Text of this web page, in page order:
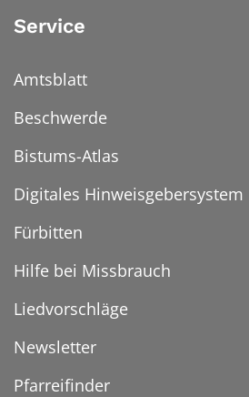
Service
Amtsblatt
Beschwerde
Bistums-Atlas
Digitales Hinweisgebersystem
Fürbitten
Hilfe bei Missbrauch
Liedvorschläge
Newsletter
Pfarreifinder